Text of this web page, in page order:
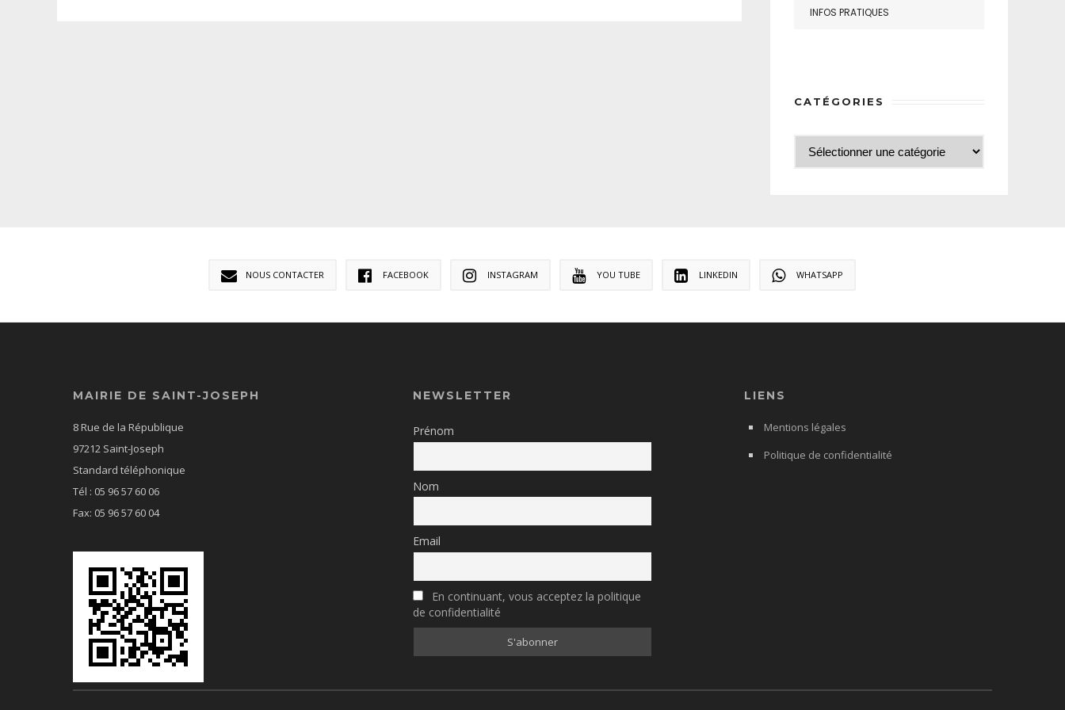
INFOS PRATIQUES
CATÉGORIES
NOUS CONTACTER FACEBOOK INSTAGRAM YOU TUBE LINKEDIN WHATSAPP
MAIRIE DE SAINT-JOSEPH
8 Rue de la République
97212 Saint-Joseph
Standard téléphonique
Tél : 05 96 57 60 06
Fax: 05 96 57 60 04
NEWSLETTER
Prénom
Nom
Email
En continuant, vous acceptez la politique
de confidentialité
LIENS
Mentions légales
Politique de confidentialité